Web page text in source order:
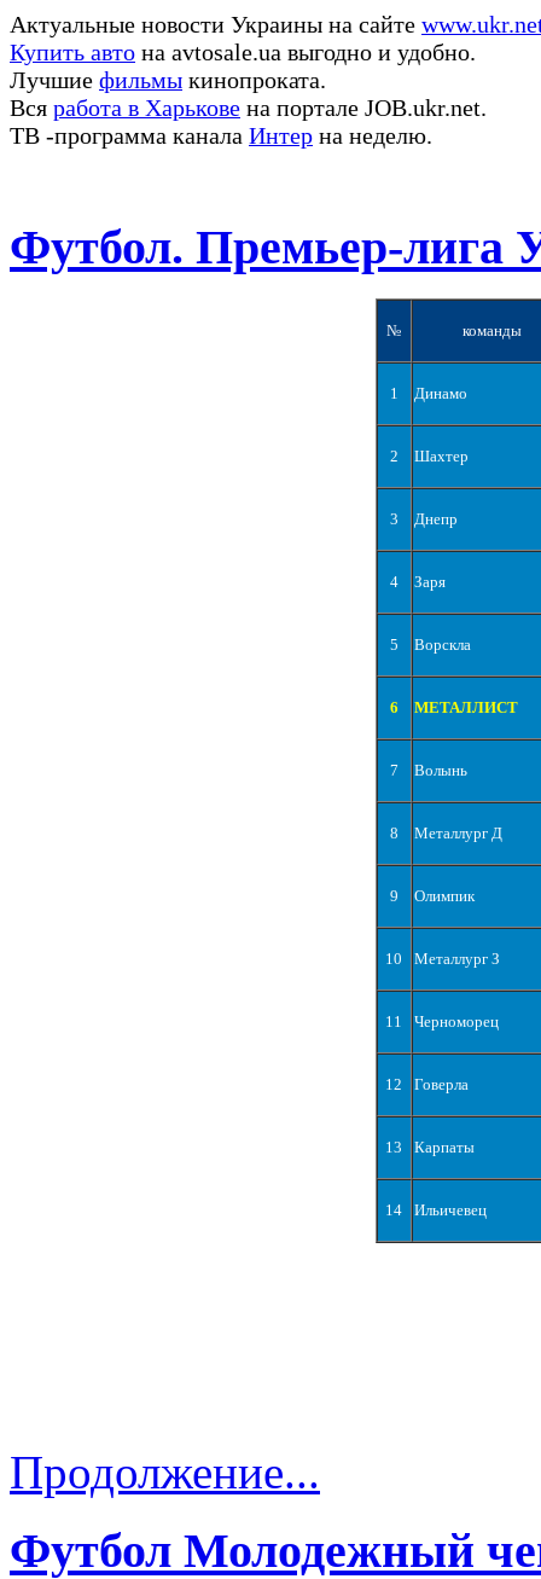
Актуальные новости Украины на сайте
Купить авто на avtosale.ua выгодно и удобно.
Лучшие фильмы кинопроката.
Вся работа в Харькове на портале JOB.ukr.net.
ТВ -программа канала Интер на неделю.
Футбол. Премьер-лига
№ команды
1 Динамо
2 Шахтер
3 Днепр
4 Заря
5 Ворскла
6 МЕТАЛЛИСТ
7 Волынь
8 Металлург Д
9 Олимпик
10 Металлург З
11 Черноморец
12 Говерла
13 Карпаты
14 Ильичевец
Продолжение...
Футбол Молодежный